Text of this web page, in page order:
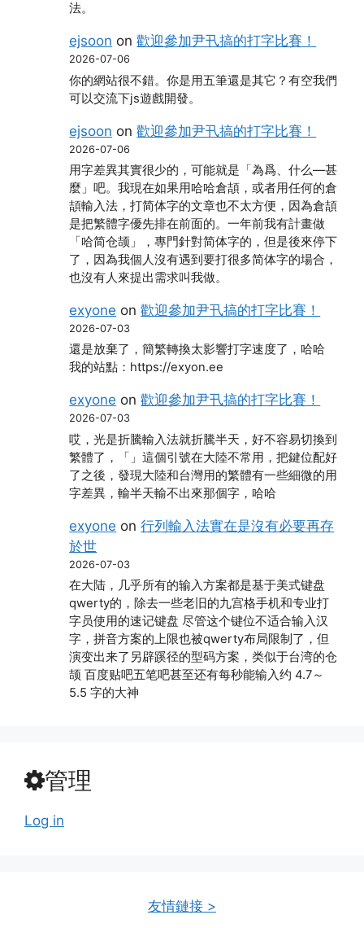
法。
ejsoon on歡迎參加尹卂搞的打字比賽！
2026-07-06
你的網站很不錯。你是用五筆還是其它？有空我們
可以交流下js遊戲開發。
ejsoon on歡迎參加尹卂搞的打字比賽！
2026-07-06
用字差異其實很少的，可能就是「為爲、什么―甚
麼」吧。我現在如果用哈哈倉頡，或者用任何的倉
頡輸入法，打简体字的文章也不太方便，因為倉頡
是把繁體字優先排在前面的。一年前我有計畫做
「哈简仓颉」，專門針對简体字的，但是後來停下
了，因為我個人沒有遇到要打很多简体字的場合，
也沒有人來提出需求叫我做。
exyone on歡迎參加尹卂搞的打字比賽！
2026-07-03
還是放棄了，簡繁轉換太影響打字速度了，哈哈
我的站點：https://exyon.ee
exyone on歡迎參加尹卂搞的打字比賽！
2026-07-03
哎，光是折騰輸入法就折騰半天，好不容易切換到
繁體了，「」這個引號在大陸不常用，把鍵位配好
了之後，發現大陸和台灣用的繁體有一些細微的用
字差異，輸半天輸不出來那個字，哈哈
exyone on行列輸入法實在是沒有必要再存
於世
2026-07-03
在大陆，几乎所有的输入方案都是基于美式键盘
qwerty的，除去一些老旧的九宫格手机和专业打
字员使用的速记键盘 尽管这个键位不适合输入汉
字，拼音方案的上限也被qwerty布局限制了，但
演变出来了另辟蹊径的型码方案，类似于台湾的仓
颉 百度贴吧五笔吧甚至还有每秒能输入约 4.7～
5.5 字的大神
管理
Log in
友情鏈接 >